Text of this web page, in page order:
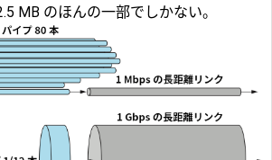
MB のほんの一部でしかない。